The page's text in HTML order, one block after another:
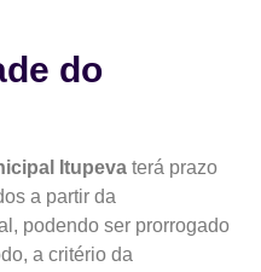
do
Itupeva terá prazo
a partir da
podendo ser prorrogado
a critério da